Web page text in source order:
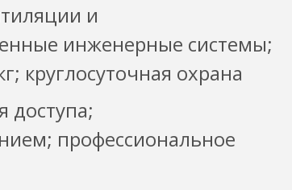
и
инженерные системы;
круглосуточная охрана
доступа;
профессиональное